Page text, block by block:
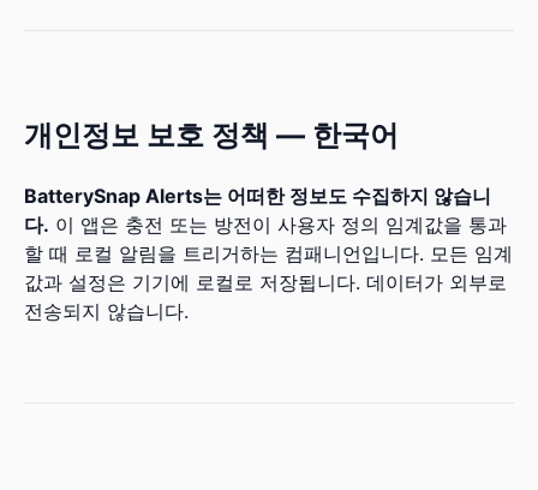
개인정보 보호 정책 — 한국어
BatterySnap Alerts는 어떠한 정보도 수집하지 않습니
다. 이 앱은 충전 또는 방전이 사용자 정의 임계값을 통과
할 때 로컬 알림을 트리거하는 컴패니언입니다. 모든 임계
값과 설정은 기기에 로컬로 저장됩니다. 데이터가 외부로
전송되지 않습니다.